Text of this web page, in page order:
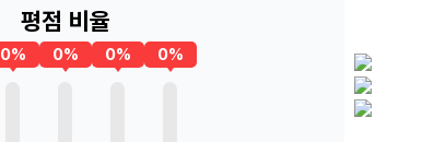
평점 비율
0% 0% 0% 0%